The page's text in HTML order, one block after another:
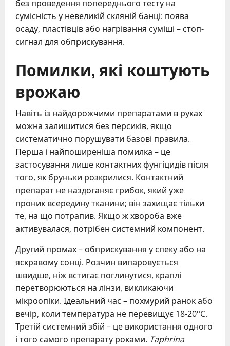
без проведення попереднього тесту на
сумісність у невеликій скляній банці: поява
осаду, пластівців або нагрівання суміші – стоп-
сигнал для обприскування.
Помилки, які коштують
врожаю
Навіть із найдорожчими препаратами в руках
можна залишитися без персиків, якщо
систематично порушувати базові правила.
Перша і найпоширеніша помилка – це
застосування лише контактних фунгіцидів після
того, як бруньки розкрилися. Контактний
препарат не наздоганяє грибок, який уже
проник всередину тканини; він захищає тільки
те, на що потрапив. Якщо ж хвороба вже
активувалася, потрібен системний компонент.
Другий промах – обприскування у спеку або на
яскравому сонці. Розчин випаровується
швидше, ніж встигає поглинутися, краплі
перетворюються на лінзи, викликаючи
мікроопіки. Ідеальний час – похмурий ранок або
вечір, коли температура не перевищує 18-20°C.
Третій системний збій – це використання одного
і того самого препарату роками. Taphrina